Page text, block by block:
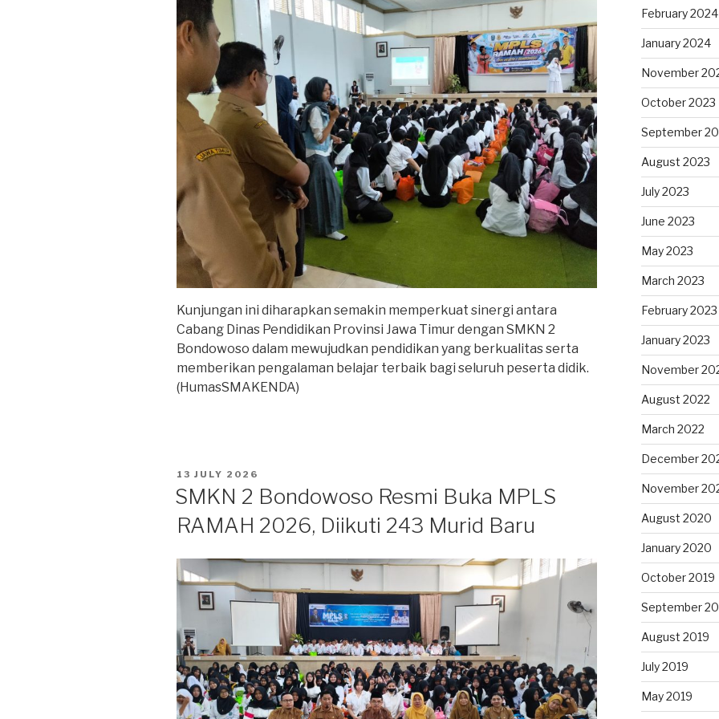
Kunjungan ini diharapkan semakin memperkuat sinergi antara
Cabang Dinas Pendidikan Provinsi Jawa Timur dengan SMKN 2
Bondowoso dalam mewujudkan pendidikan yang berkualitas serta
memberikan pengalaman belajar terbaik bagi seluruh peserta didik.
(HumasSMAKENDA)
13 JULY 2026
SMKN 2 Bondowoso Resmi Buka MPLS
RAMAH 2026, Diikuti 243 Murid Baru
February 2024
January 2024
November
October 2023
September
August 2023
July 2023
June 2023
May 2023
March 2023
February 2023
January 2023
November
August 2022
March 2022
December
November
August 2020
January 2020
October 2019
September
August 2019
July 2019
May 2019